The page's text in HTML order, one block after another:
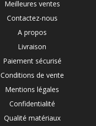
Meilleures ventes
Contactez-nous
A propos
Livraison
Paiement sécurisé
Conditions de vente
Mentions légales
Confidentialité
Qualité matériaux